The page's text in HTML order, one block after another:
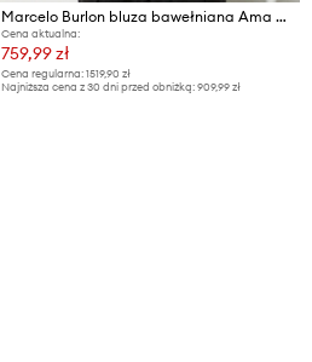
Marcelo Burlon bluza bawełniana Ama Comfort Hoodie
Cena aktualna:
759,99 zł
Cena regularna: 1519,90 zł
Najniższa cena z 30 dni przed obniżką: 909,99 zł